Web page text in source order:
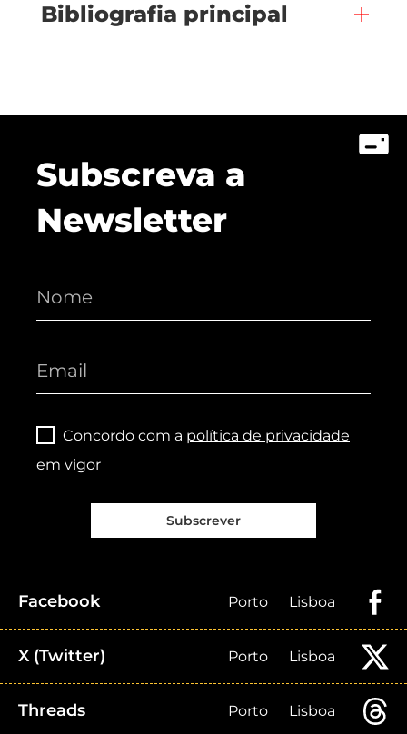
Bibliografia principal
Subscreva a
Newsletter
Concordo com a política de privacidade
em vigor
Subscrever
Facebook Porto Lisboa
X (Twitter) Porto Lisboa
Threads Porto Lisboa